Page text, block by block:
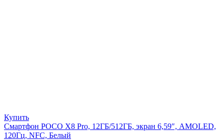
Купить
Смартфон POCO X8 Pro, 12ГБ/512ГБ, экран 6,59″, AMOLED,
120Гц, NFC, Белый